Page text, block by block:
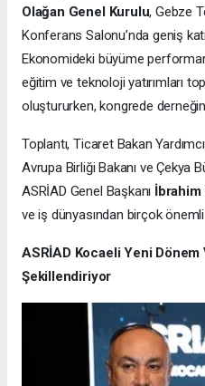
Olağan Genel Kurulu, Gebze
Konferans Salonu’nda geniş
Ekonomideki büyüme
eğitim ve teknoloji yatırımları
oluştururken, kongrede
Toplantı, Ticaret Bakan
Avrupa Birliği Bakanı ve Çekya
ASRİAD Genel Başkanı İbrahim
ve iş dünyasından birçok önemli
ASRİAD Kocaeli Yeni Dönem
Şekillendiriyor